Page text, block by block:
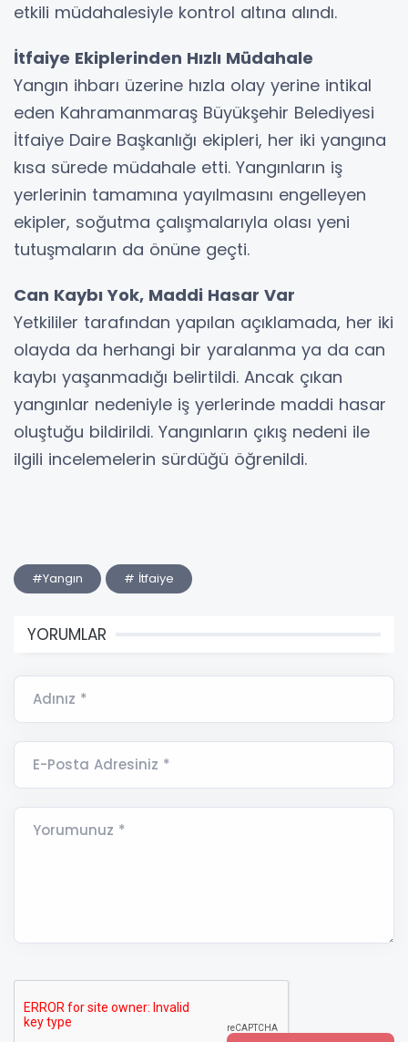
etkili müdahalesiyle kontrol altına alındı.
İtfaiye Ekiplerinden Hızlı Müdahale
Yangın ihbarı üzerine hızla olay yerine intikal
eden Kahramanmaraş Büyükşehir Belediyesi
İtfaiye Daire Başkanlığı ekipleri, her iki yangına
kısa sürede müdahale etti. Yangınların iş
yerlerinin tamamına yayılmasını engelleyen
ekipler, soğutma çalışmalarıyla olası yeni
tutuşmaların da önüne geçti.
Can Kaybı Yok, Maddi Hasar Var
Yetkililer tarafından yapılan açıklamada, her iki
olayda da herhangi bir yaralanma ya da can
kaybı yaşanmadığı belirtildi. Ancak çıkan
yangınlar nedeniyle iş yerlerinde maddi hasar
oluştuğu bildirildi. Yangınların çıkış nedeni ile
ilgili incelemelerin sürdüğü öğrenildi.
#Yangın # İtfaiye
YORUMLAR
Adınız *
E-Posta Adresiniz *
Yorumunuz *